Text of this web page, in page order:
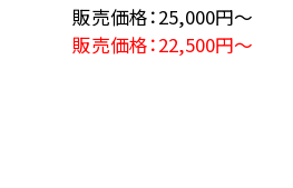
販売価格：25,000円～
販売価格：22,500円～